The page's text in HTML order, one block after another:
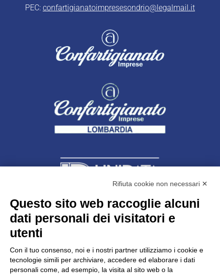
PEC: confartigianatoimpresesondrio@legalmail.it
Unidata s.r.lcon unico socio
Largo dell’Artigianato, 1 - 23100 Sondrio
C.F. 00481790145 - N.REA SO-36426
PEC: unidata.sondrio@legalmail.it
Rifiuta cookie non necessari ✕
Questo sito web raccoglie alcuni
dati personali dei visitatori e
utenti
Con il tuo consenso, noi e i nostri partner utilizziamo i cookie e
tecnologie simili per archiviare, accedere ed elaborare i dati
personali come, ad esempio, la visita al sito web o la